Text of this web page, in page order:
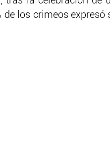
de los crimeos